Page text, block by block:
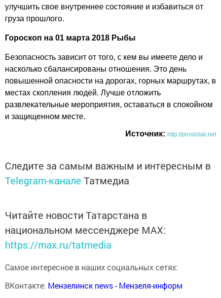
улучшить свое внутреннее состояние и избавиться от
груза прошлого.
Гороскоп на 01 марта 2018 Рыбы
Безопасность зависит от того, с кем вы имеете дело и
насколько сбалансированы отношения. Это день
повышенной опасности на дорогах, горных маршрутах, в
местах скопления людей. Лучше отложить
развлекательные мероприятия, оставаться в спокойном
и защищенном месте.
Источник: http://prostotak.net
Следите за самым важным и интересным в
Telegram-канале Татмедиа
Читайте новости Татарстана в
национальном мессенджере MАХ:
https://max.ru/tatmedia
Самое интересное в наших социальных сетях:
ВКонтакте: Мензелинск news - Мензеля-информ